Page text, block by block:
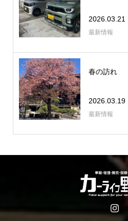
2026.03.21
最新情報
春の訪れ
2026.03.19
最新情報